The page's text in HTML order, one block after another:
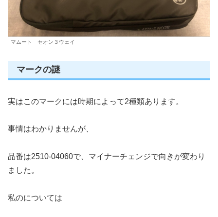
マムート セオン３ウェイ
マークの謎
実はこのマークには時期によって2種類あります。
事情はわかりませんが、
品番は2510-04060で、マイナーチェンジで向きが変わり
ました。
私のについては